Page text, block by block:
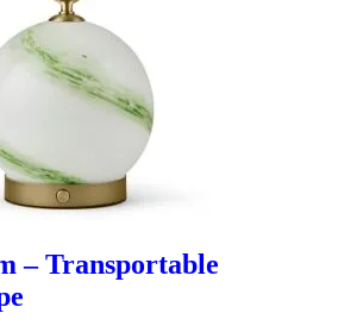
– Transportable